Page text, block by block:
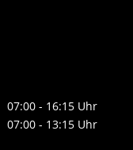
07:00 - 16:15 Uhr
07:00 - 13:15 Uhr